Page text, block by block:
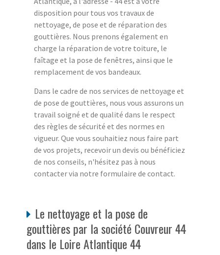
disposition pour tous vos travaux de
nettoyage, de pose et de réparation des
gouttières. Nous prenons également en
charge la réparation de votre toiture, le
faîtage et la pose de fenêtres, ainsi que le
remplacement de vos bandeaux.
Dans le cadre de nos services de nettoyage et
de pose de gouttières, nous vous assurons un
travail soigné et de qualité dans le respect
des règles de sécurité et des normes en
vigueur. Que vous souhaitiez nous faire part
de vos projets, recevoir un devis ou bénéficiez
de nos conseils, n'hésitez pas à nous
contacter via notre formulaire de contact.
Le nettoyage et la pose de
gouttières par la société Couvreur 44
dans le Loire Atlantique 44